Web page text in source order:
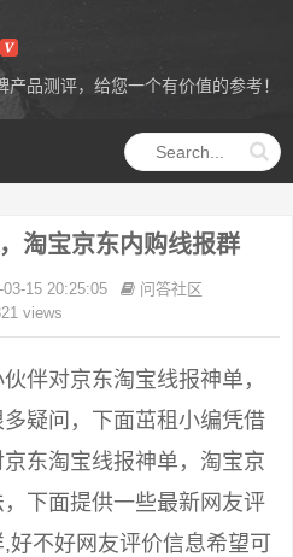
产品测评，给您一个有价值的参考！
淘宝京东内购线报群
03-15 20:25:05
问答社区
views
伴对京东淘宝线报神单，
疑问，下面茁租小编凭借
东淘宝线报神单，淘宝京
下面提供一些最新网友评
不好网友评价信息希望可